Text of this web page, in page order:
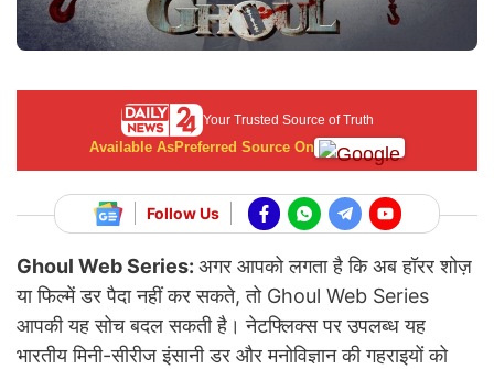
Your Trusted Source of Truth
Available AsPreferred Source On
Follow Us
Ghoul Web Series: अगर आपको लगता है कि अब हॉरर शोज़
या फिल्में डर पैदा नहीं कर सकते, तो Ghoul Web Series
आपकी यह सोच बदल सकती है। नेटफ्लिक्स पर उपलब्ध यह
भारतीय मिनी-सीरीज इंसानी डर और मनोविज्ञान की गहराइयों को